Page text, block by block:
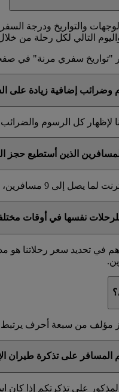
والتواريخ ودرجة
واليوم التالي لكل رحلة من
"تواريخ سفري مرنة" في
إضافية زيادة على
كل الرسوم والضرائب
الذين أستطيع حجز
جميع البالغين والأطفال المسافرين معكم.
للرحلات نفسها في أوقات
في تحديد سعر رحلاتنا
مؤلف من سبعة أحرف يرتبط
المسافر على تذكرة طيران
على تذكرتكم إذا